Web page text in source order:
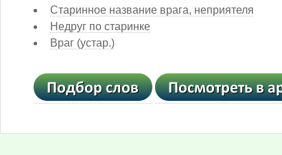
Старинное название врага, неприятеля
Недруг по старинке
Враг (устар.)